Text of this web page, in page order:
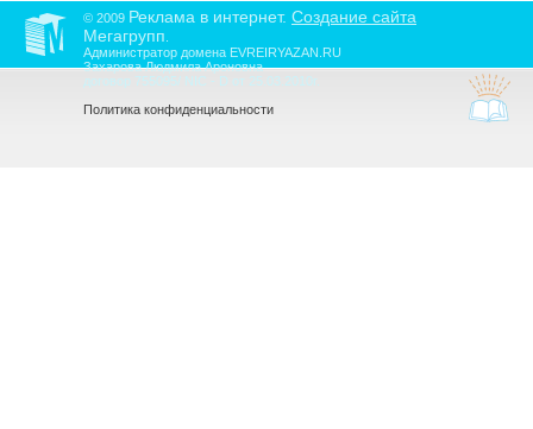
© 2009 Реклама в интернет. Создание сайта
Мегагрупп
Администратор домена EVREIRYAZAN.RU
Захарова Людмила Ароновна
договор 755095/ NIC - D от 25.03.2010г.
Политика конфиденциальности